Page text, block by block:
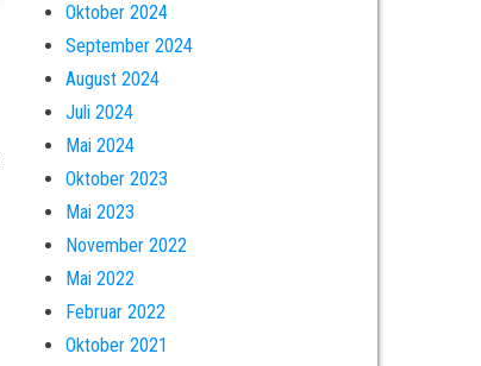
Oktober 2024
September 2024
August 2024
Juli 2024
Mai 2024
Oktober 2023
Mai 2023
November 2022
Mai 2022
Februar 2022
Oktober 2021